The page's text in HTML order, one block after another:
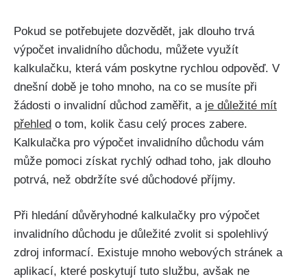
Pokud se potřebujete dozvědět, jak dlouho trvá
výpočet invalidního důchodu, můžete využít
kalkulačku, která vám poskytne rychlou odpověď. V
dnešní době je toho mnoho, na co se musíte při
žádosti o invalidní důchod zaměřit, a je důležité mít
přehled o tom, kolik času celý proces zabere.
Kalkulačka pro výpočet invalidního důchodu vám
může pomoci získat rychlý odhad toho, jak dlouho
potrvá, než obdržíte své důchodové příjmy.
Při hledání důvěryhodné kalkulačky pro výpočet
invalidního důchodu je důležité zvolit si spolehlivý
zdroj informací. Existuje mnoho webových stránek a
aplikací, které poskytují tuto službu, avšak ne